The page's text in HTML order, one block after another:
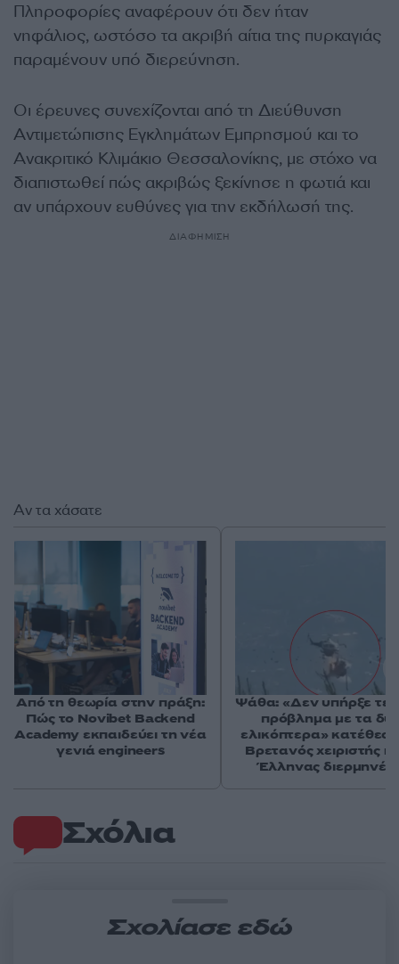
Πληροφορίες αναφέρουν ότι δεν ήταν
νηφάλιος, ωστόσο τα ακριβή αίτια της πυρκαγιάς
παραμένουν υπό διερεύνηση.
Οι έρευνες συνεχίζονται από τη Διεύθυνση
Αντιμετώπισης Εγκλημάτων Εμπρησμού και το
Ανακριτικό Κλιμάκιο Θεσσαλονίκης, με στόχο να
διαπιστωθεί πώς ακριβώς ξεκίνησε η φωτιά και
αν υπάρχουν ευθύνες για την εκδήλωσή της.
ΔΙΑΦΗΜΙΣΗ
Σχόλια
Σχολίασε εδώ
Αν τα χάσατε
Από τη θεωρία στην πράξη:
Πώς το Novibet Backend
Academy εκπαιδεύει τη νέα
γενιά engineers
Ψάθα: «Δεν υπήρξε
πρόβλημα με τα
ελικόπτερα»
Βρετανός χειριστής
Έλληνας